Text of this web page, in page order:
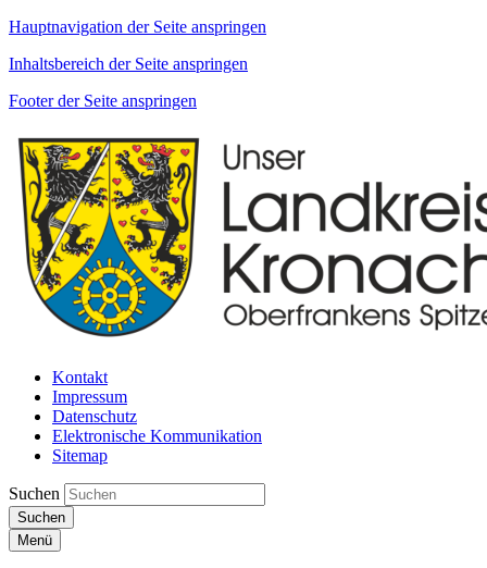
Hauptnavigation der Seite anspringen
Inhaltsbereich der Seite anspringen
Footer der Seite anspringen
Kontakt
Impressum
Datenschutz
Elektronische Kommunikation
Sitemap
Suchen
Suchen
Menü